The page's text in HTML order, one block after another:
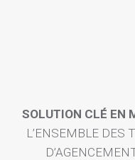
SOLUTION CLÉ EN
L’ENSEMBLE DES